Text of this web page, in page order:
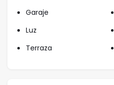
Garaje
Luz
Terraza